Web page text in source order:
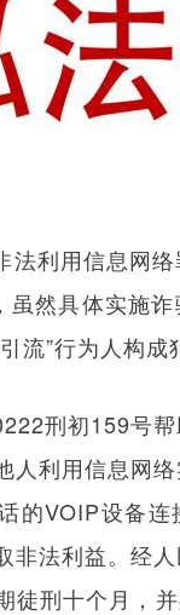
法利用信息网
虽然具体实施
流”行为人构成
刑初159号
人利用信息网
的VOIP设备
非法利益。经
徒刑十个月，